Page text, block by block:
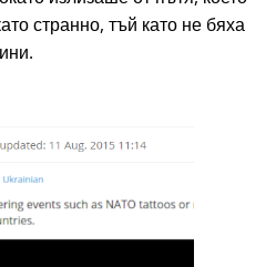
странно, тъй като не бяха